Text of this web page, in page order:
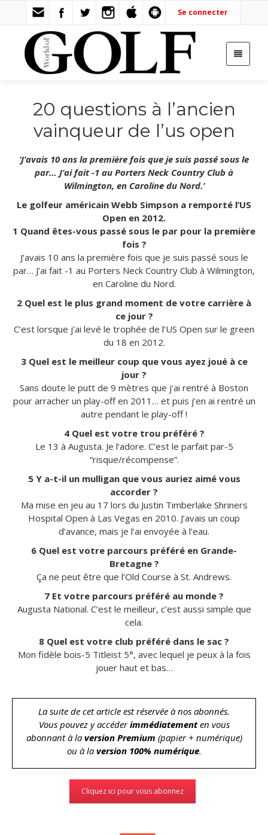
Se connecter
20 questions à l’ancien
vainqueur de l’us open
‘J’avais 10 ans la première fois que je suis passé sous le
par… J’ai fait -1 au Porters Neck Country Club à
Wilmington, en Caroline du Nord.’
Le golfeur américain Webb Simpson a remporté l’US
Open en 2012.
1 Quand êtes-vous passé sous le par pour la première
fois ?
J’avais 10 ans la première fois que je suis passé sous le
par… J’ai fait -1 au Porters Neck Country Club à Wilmington,
en Caroline du Nord.
2 Quel est le plus grand moment de votre carrière à
ce jour ?
C’est lorsque j’ai levé le trophée de l’US Open sur le green
du 18 en 2012.
3 Quel est le meilleur coup que vous ayez joué à ce
jour ?
Sans doute le putt de 9 mètres que j’ai rentré à Boston
pour arracher un play-off en 2011… et puis j’en ai rentré un
autre pendant le play-off !
4 Quel est votre trou préféré ?
Le 13 à Augusta. Je l’adore. C’est le parfait par-5
“risque/récompense”.
5 Y a-t-il un mulligan que vous auriez aimé vous
accorder ?
Ma mise en jeu au 17 lors du Justin Timberlake Shriners
Hospital Open à Las Vegas en 2010. J’avais un coup
d’avance, mais je l’ai envoyée à l’eau.
6 Quel est votre parcours préféré en Grande-
Bretagne ?
Ça ne peut être que l’Old Course à St. Andrews.
7 Et votre parcours préféré au monde ?
Augusta National. C’est le meilleur, c’est aussi simple que
cela.
8 Quel est votre club préféré dans le sac ?
Mon fidèle bois-5 Titleist 5°, avec lequel je peux à la fois
jouer haut et bas…
La suite de cet article est réservée à nos abonnés.
Vous pouvez y accéderimmédiatementen vous
abonnant à la version Premium (papier + numérique)
ou à la version 100% numérique.
Cliquez ici pour vous abonnez